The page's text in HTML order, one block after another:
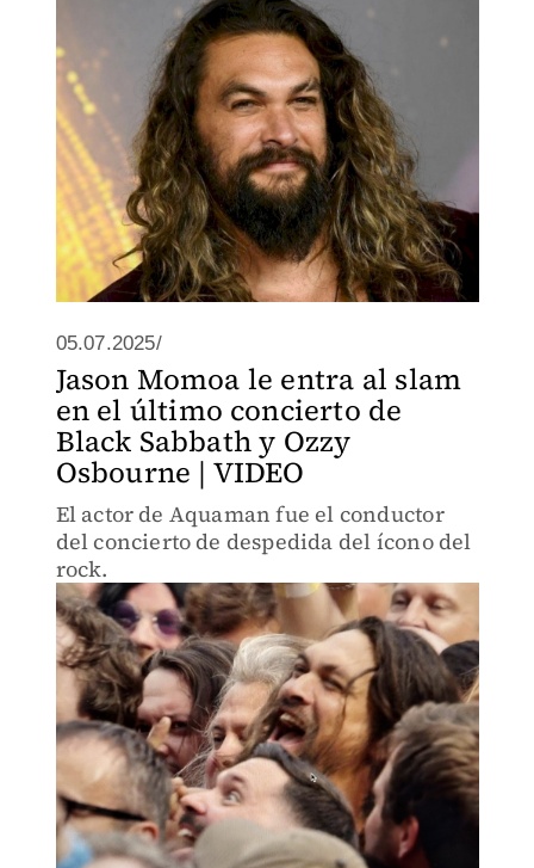
05.07.2025/
Jason Momoa le entra al slam
en el último concierto de
Black Sabbath y Ozzy
Osbourne | VIDEO
El actor de Aquaman fue el conductor
del concierto de despedida del ícono del
rock.